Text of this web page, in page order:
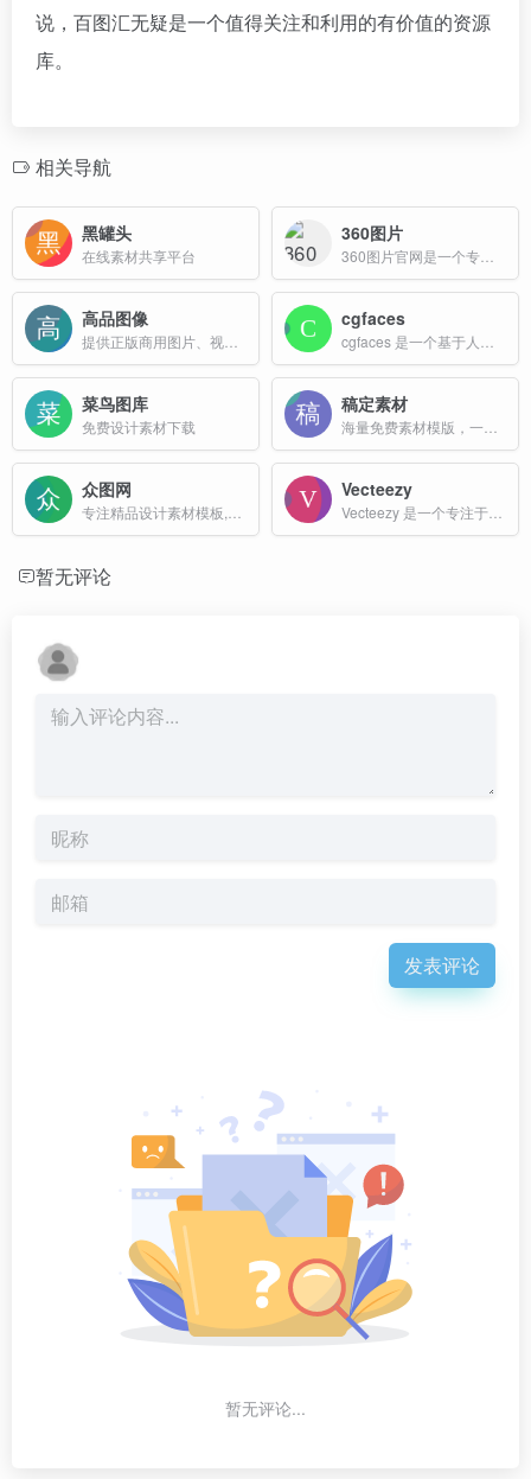
说，百图汇无疑是一个值得关注和利用的有价值的资源
库。
相关导航
黑罐头
在线素材共享平台
360图片
高品图像 cgfaces
菜鸟图库
免费设计素材下载
稿定素材
众图网 Vecteezy
暂无评论
发表评论
暂无评论...